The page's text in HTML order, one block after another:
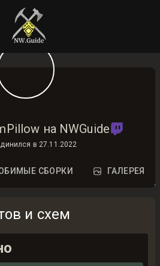
на NWGuide
в 27.11.2022
СБОРКИ ГАЛЕРЕЯ
и схем